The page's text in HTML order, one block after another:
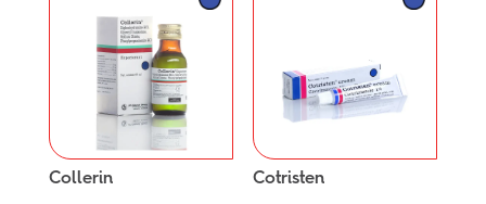
Collerin Cotristen